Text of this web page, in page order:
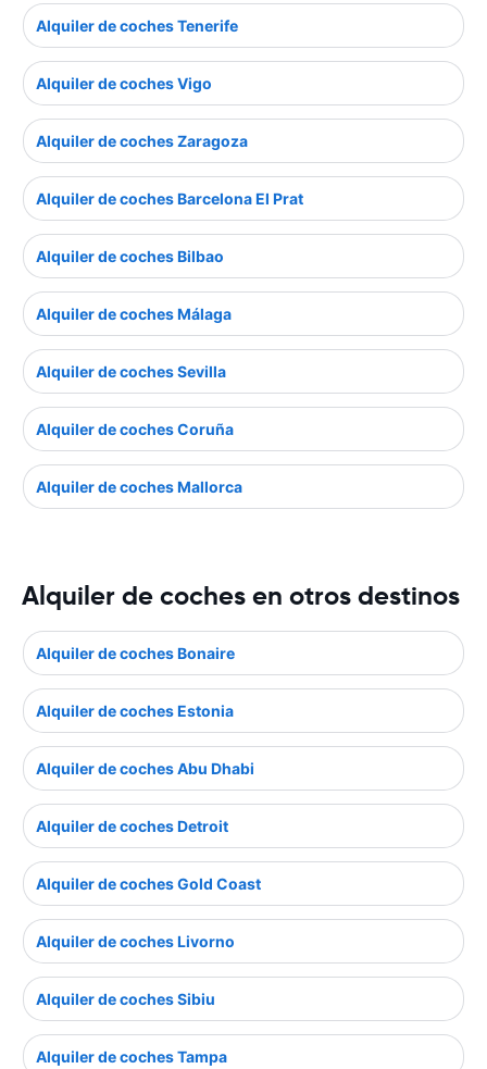
Alquiler de coches Tenerife
Alquiler de coches Vigo
Alquiler de coches Zaragoza
Alquiler de coches Barcelona El Prat
Alquiler de coches Bilbao
Alquiler de coches Málaga
Alquiler de coches Sevilla
Alquiler de coches Coruña
Alquiler de coches Mallorca
Alquiler de coches en otros destinos
Alquiler de coches Bonaire
Alquiler de coches Estonia
Alquiler de coches Abu Dhabi
Alquiler de coches Detroit
Alquiler de coches Gold Coast
Alquiler de coches Livorno
Alquiler de coches Sibiu
Alquiler de coches Tampa